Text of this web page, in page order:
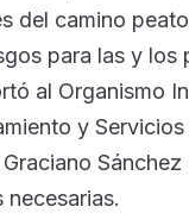
del camino
para las y
al Organismo
y
necesarias.